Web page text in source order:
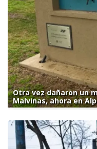
Otra vez dañaron un
Malvinas, ahora en